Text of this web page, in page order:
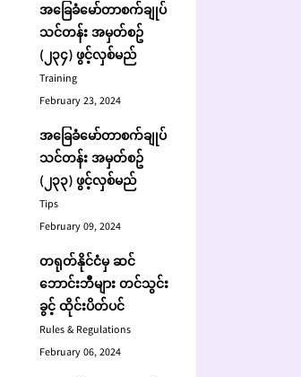
အခြေခံမော်တာစက်ချုပ်
သင်တန်း အမှတ်စဥ်
(၂၃၄) ဖွင့်လှစ်မည်
Training
February 23, 2024
အခြေခံမော်တာစက်ချုပ်
သင်တန်း အမှတ်စဥ်
(၂၃၃) ဖွင့်လှစ်မည်
Tips
February 09, 2024
တရုတ်နိုင်ငံမှ ဆင်
ဘောင်းဘီများ တင်သွင်း
ခွင့် ထိုင်းပိတ်ပင်
Rules & Regulations
February 06, 2024